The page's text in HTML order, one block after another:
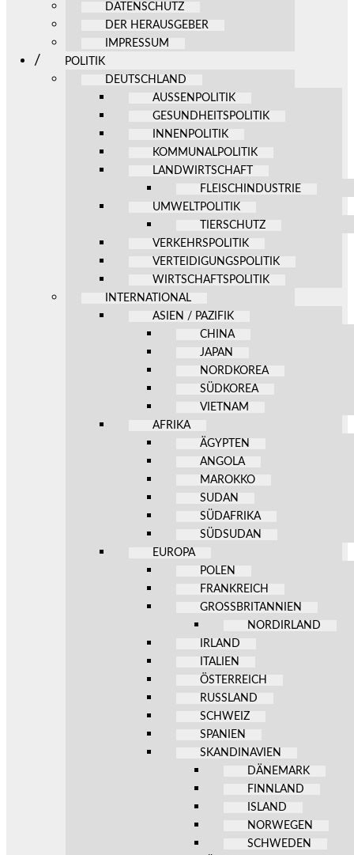
DATENSCHUTZ
DER HERAUSGEBER
IMPRESSUM
POLITIK
DEUTSCHLAND
AUSSENPOLITIK
GESUNDHEITSPOLITIK
INNENPOLITIK
KOMMUNALPOLITIK
LANDWIRTSCHAFT
FLEISCHINDUSTRIE
UMWELTPOLITIK
TIERSCHUTZ
VERKEHRSPOLITIK
VERTEIDIGUNGSPOLITIK
WIRTSCHAFTSPOLITIK
INTERNATIONAL
ASIEN / PAZIFIK
CHINA
JAPAN
NORDKOREA
SÜDKOREA
VIETNAM
AFRIKA
ÄGYPTEN
ANGOLA
MAROKKO
SUDAN
SÜDAFRIKA
SÜDSUDAN
EUROPA
POLEN
FRANKREICH
GROSSBRITANNIEN
NORDIRLAND
IRLAND
ITALIEN
ÖSTERREICH
RUSSLAND
SCHWEIZ
SPANIEN
SKANDINAVIEN
DÄNEMARK
FINNLAND
ISLAND
NORWEGEN
SCHWEDEN